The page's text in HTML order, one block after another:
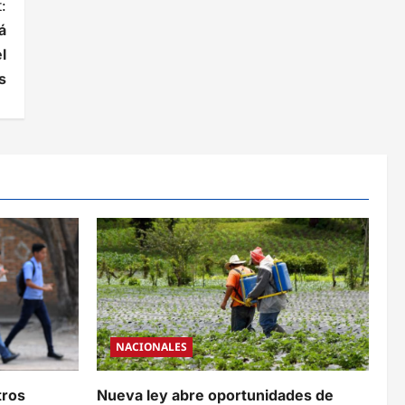
NACIONALES
Nueva ley abre oportunidades de